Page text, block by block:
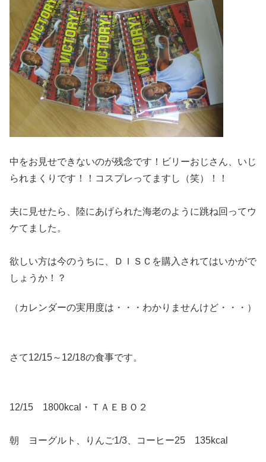
中をお見せできないのが残念です！ビリーおじさん、いじ
られまくりです！！コスプレってますし（笑）！！
夫に見せたら、陸にあげられた海老のように跳ね回ってウ
ケてました。
欲しい方は今のうちに、ＤＩＳＣを購入されてはいかがで
しょうか！？
（カレンダーの実用度は・・・わかりませんけど・・・）
さて12/15～12/18の食事です。
12/15 1800kcal・ＴＡＥＢＯ２
朝 ヨーグルト、りんご1/3、コーヒー25 135kcal